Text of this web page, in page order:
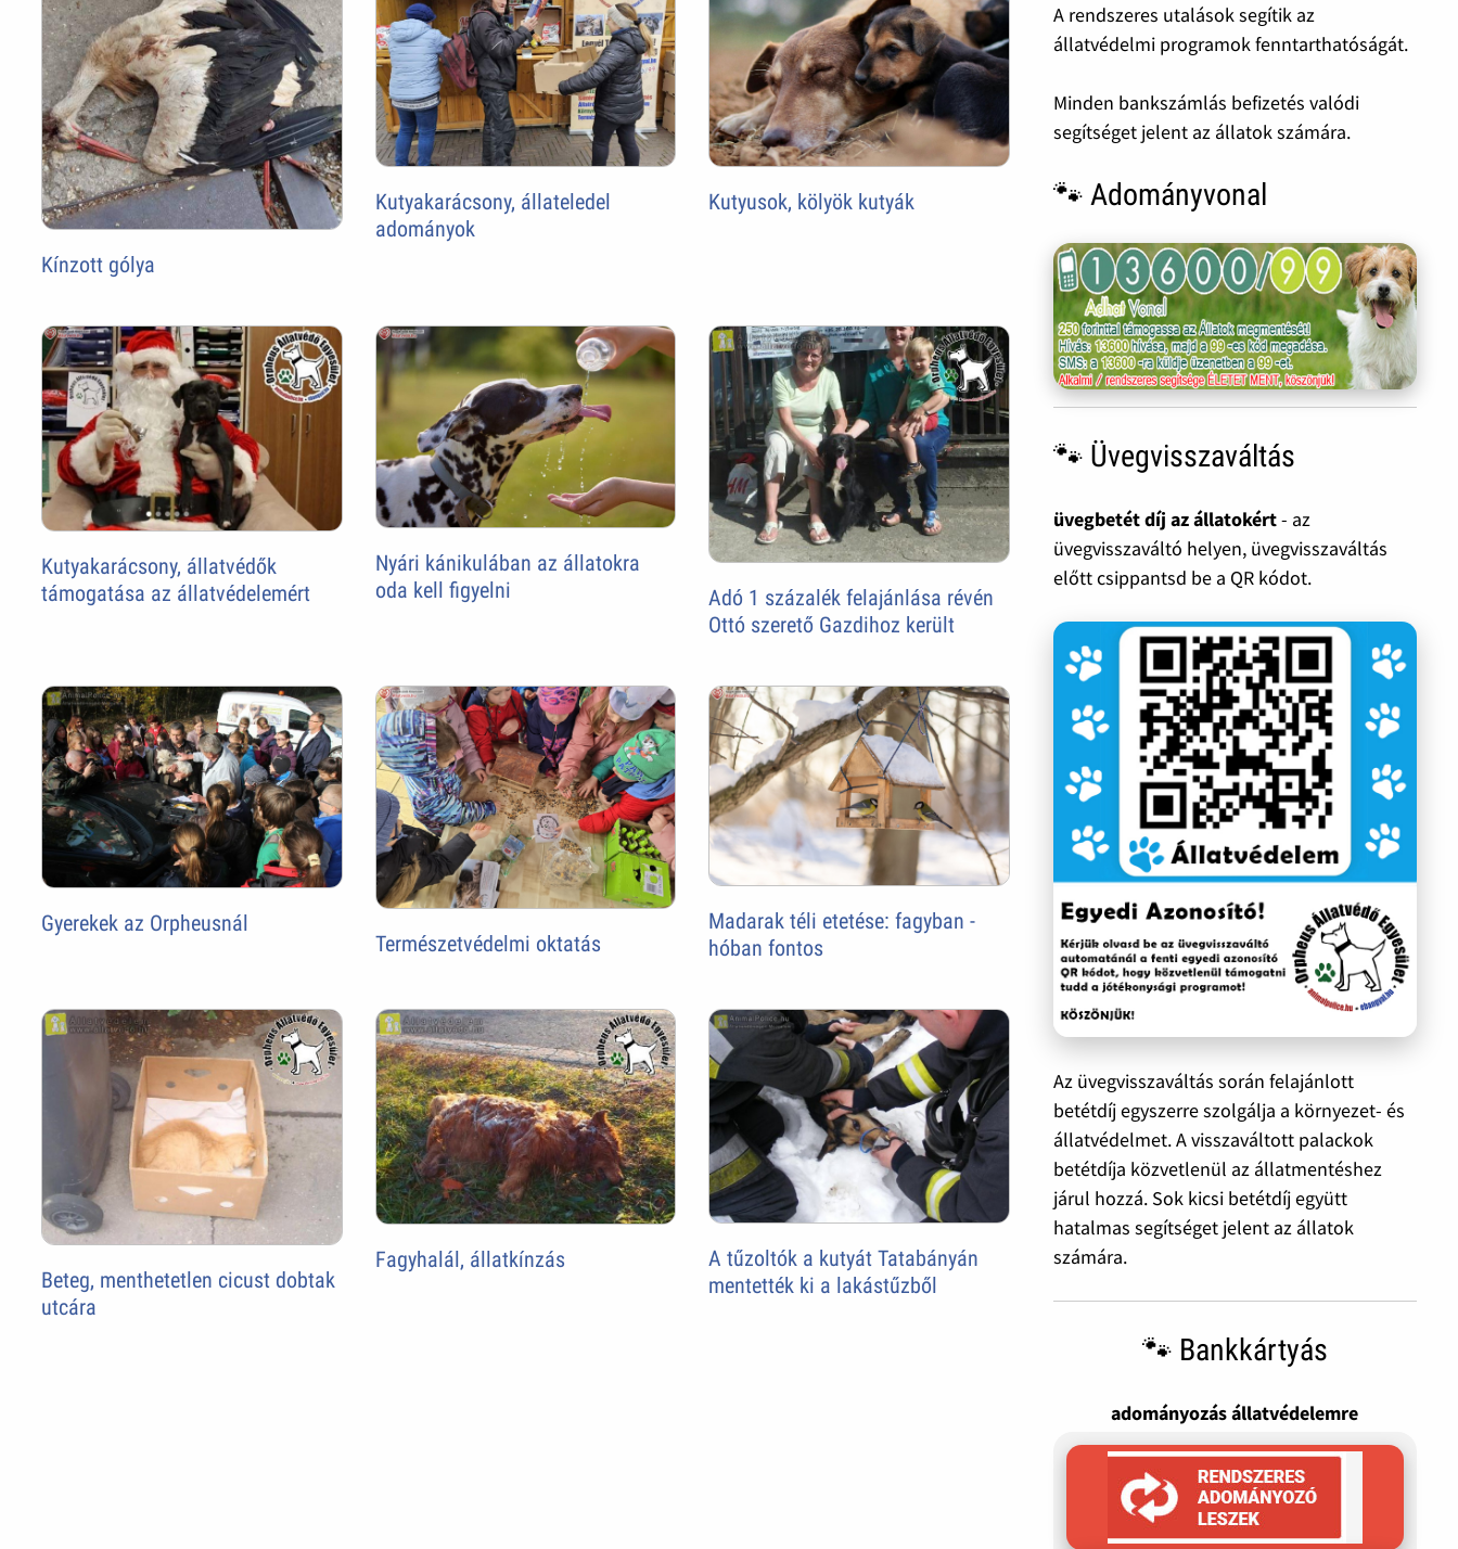
Kínzott gólya
Kutyakarácsony, állateledel
adományok
Kutyusok, kölyök kutyák
Kutyakarácsony, állatvédők
támogatása az állatvédelemért
Nyári kánikulában az állatokra
oda kell figyelni
Adó 1 százalék felajánlása révén
Ottó szerető Gazdihoz került
Gyerekek az Orpheusnál
Természetvédelmi oktatás
Madarak téli etetése: fagyban -
hóban fontos
Beteg, menthetetlen cicust dobtak
utcára
Fagyhalál, állatkínzás
A tűzoltók a kutyát Tatabányán
mentették ki a lakástűzből
A rendszeres utalások segítik az
állatvédelmi programok fenntarthatóságát.
Minden bankszámlás befizetés valódi
segítséget jelent az állatok számára.
🐾 Adományvonal
🐾 Üvegvisszaváltás
üvegbetét díj az állatokért- az
üvegvisszaváltó helyen, üvegvisszaváltás
előtt csippantsd be a QR kódot.
Az üvegvisszaváltás során felajánlott
betétdíj egyszerre szolgálja a környezet- és
állatvédelmet. A visszaváltott palackok
betétdíja közvetlenül az állatmentéshez
járul hozzá. Sok kicsi betétdíj együtt
hatalmas segítséget jelent az állatok
számára.
🐾 Bankkártyás
adományozás állatvédelemre